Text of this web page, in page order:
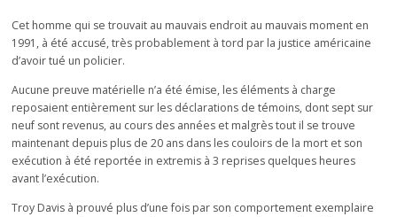
Cet homme qui se trouvait au mauvais endroit au mauvais moment en
1991, à été accusé, très probablement à tord par la justice américaine
d’avoir tué un policier.
Aucune preuve matérielle n’a été émise, les éléments à charge
reposaient entièrement sur les déclarations de témoins, dont sept sur
neuf sont revenus, au cours des années et malgrès tout il se trouve
maintenant depuis plus de 20 ans dans les couloirs de la mort et son
exécution à été reportée in extremis à 3 reprises quelques heures
avant l’exécution.
Troy Davis à prouvé plus d’une fois par son comportement exemplaire